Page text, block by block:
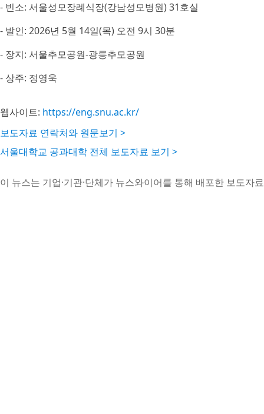
- 빈소: 서울성모장례식장(강남성모병원) 31호실
- 발인: 2026년 5월 14일(목) 오전 9시 30분
- 장지: 서울추모공원-광릉추모공원
- 상주: 정영욱
웹사이트: https://eng.snu.ac.kr/
보도자료 연락처와 원문보기 >
서울대학교 공과대학 전체 보도자료 보기 >
이 뉴스는 기업·기관·단체가 뉴스와이어를 통해 배포한 보도자